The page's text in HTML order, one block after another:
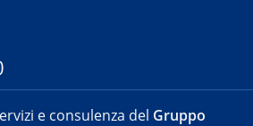
e consulenza del Gruppo